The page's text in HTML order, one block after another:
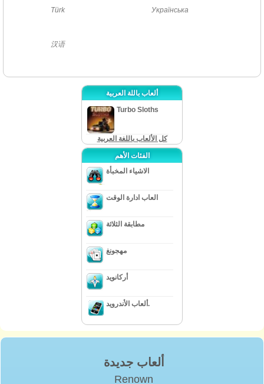
Türk Українська
汉语
ألعاب باللة العربية
Turbo Sloths
كل الألعاب باللغة العربية
الفئات الأهم
الاشياء المخبأة
العاب ادارة الوقت
مطابقة الثلاثة
مهجونغ
أركانويد
ألعاب الأندرويد.
ألعاب جديدة
Renown